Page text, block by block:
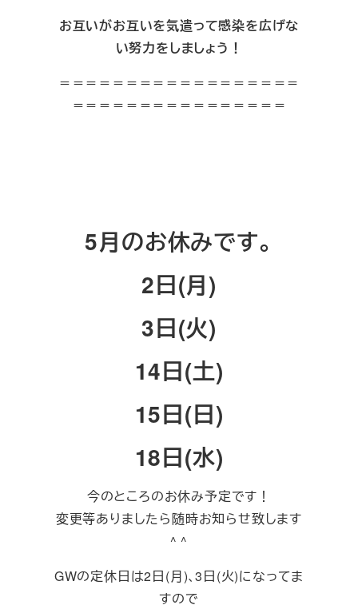
お互いがお互いを気遣って感染を広げな
い努力をしましょう！
＝＝＝＝＝＝＝＝＝＝＝＝＝＝＝＝＝＝
＝＝＝＝＝＝＝＝＝＝＝＝＝＝＝＝
5月のお休みです。
2日(月)
3日(火)
14日(土)
15日(日)
18日(水)
今のところのお休み予定です！
変更等ありましたら随時お知らせ致します
^ ^
GWの定休日は2日(月)､3日(火)になってま
すので